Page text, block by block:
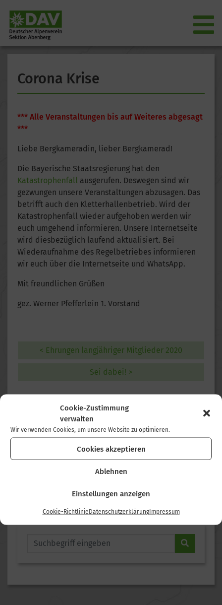
Cookie-Zustimmung
verwalten
Wir verwenden Cookies, um unsere Website zu optimieren.
Cookies akzeptieren
Ablehnen
Einstellungen anzeigen
Cookie-RichtlinieDatenschutzerklärungImpressum
Corona Krise
*** Alle Veranstaltungen bis auf Weiteres abgesagt
***
Liebe Bergkameradin, lieber Bergkamerad!
Die Bayerische Staatsregierung hat den
Katastrophenfall ausgerufen. Deswegen sind wir
gezwungen unsere Veranstaltungen abzusagen. Das
betrifft auch den Kletterhallenbetrieb. Wird der
Katastrophenfall wieder aufgehoben werden wir
euch umgehend informieren. Unsere Internetseite
wird diesbezüglich laufend aktualisiert. Bei
Wiederaufnahme des Regelbetriebes informieren
wir euch über die Internetseite und WhatsApp.
Mit freundlichen Grüßen
gez. Werner Pfefferlein 1. Vorstand
< Ehrungen langjähriger Mitglieder 2020
Sei dabei! >
NEUESTE BEITRÄGE
Glädder Dschällänsch 2026
Wanderung im Juli 2026
Wanderung im Mai 2026